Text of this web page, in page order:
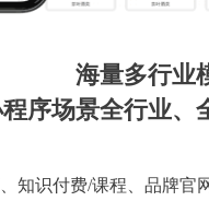
海量多行业
序场景全行业、
知识付费/课程、品牌官